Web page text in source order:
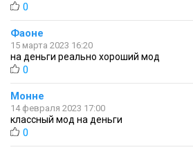
0
Фаоне
15 марта 2023 16:20
на деньги реально хороший мод
0
Монне
14 февраля 2023 17:00
классный мод на деньги
0